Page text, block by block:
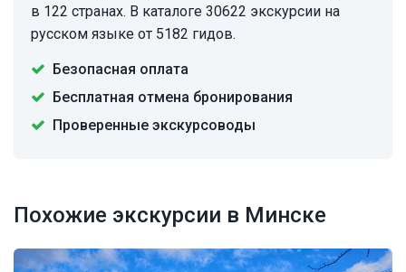
в 122 странах. В каталоге 30622 экскурсии на
русском языке от 5182 гидов.
Безопасная оплата
Бесплатная отмена бронирования
Проверенные экскурсоводы
Похожие экскурсии в Минске